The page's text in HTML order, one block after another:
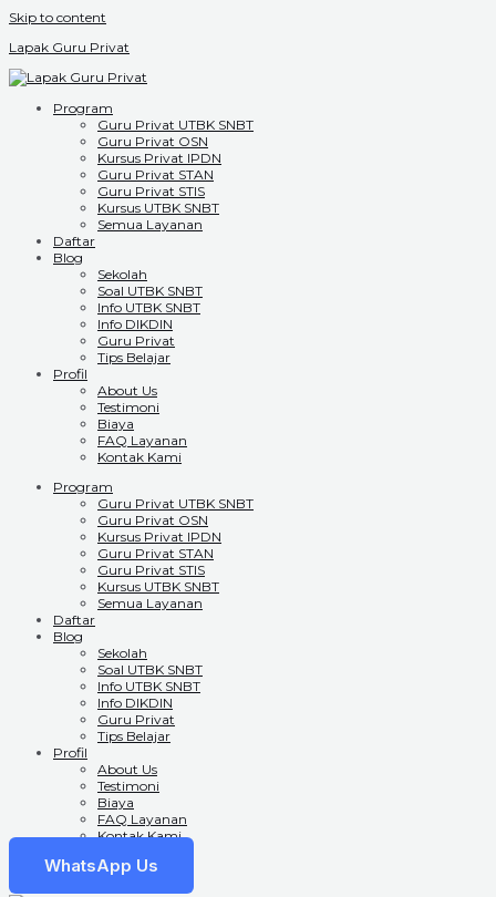
Skip to content
Lapak Guru Privat
Program
Guru Privat UTBK SNBT
Guru Privat OSN
Kursus Privat IPDN
Guru Privat STAN
Guru Privat STIS
Kursus UTBK SNBT
Semua Layanan
Daftar
Blog
Sekolah
Soal UTBK SNBT
Info UTBK SNBT
Info DIKDIN
Guru Privat
Tips Belajar
Profil
About Us
Testimoni
Biaya
FAQ Layanan
Kontak Kami
Program
Guru Privat UTBK SNBT
Guru Privat OSN
Kursus Privat IPDN
Guru Privat STAN
Guru Privat STIS
Kursus UTBK SNBT
Semua Layanan
Daftar
Blog
Sekolah
Soal UTBK SNBT
Info UTBK SNBT
Info DIKDIN
Guru Privat
Tips Belajar
Profil
About Us
Testimoni
Biaya
FAQ Layanan
Kontak Kami
WhatsApp Us